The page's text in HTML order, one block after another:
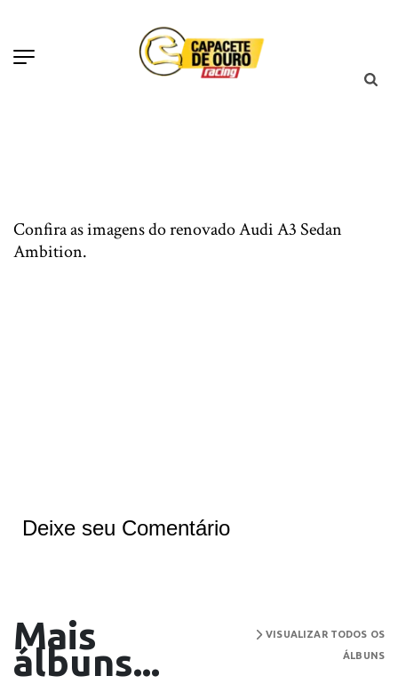
Confira as imagens do renovado Audi A3 Sedan
Ambition.
Deixe seu Comentário
Mais
álbuns...
VISUALIZAR TODOS OS
ÁLBUNS